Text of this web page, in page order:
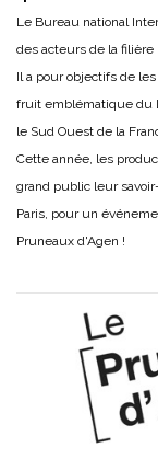
Le Bureau national
des acteurs de la filière
Il a pour objectifs de
fruit emblématique du
le Sud Ouest de la
Cette année, les
grand public leur
Paris, pour un
Pruneaux d'Agen !